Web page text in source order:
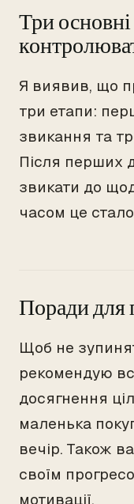
Три
Я виявив, що
три етапи:
звикання та
Після перших
звикати до
часом це
Поради для
Щоб не
рекомендую
досягнення
маленька
вечір. Також
своїм
мотивації.